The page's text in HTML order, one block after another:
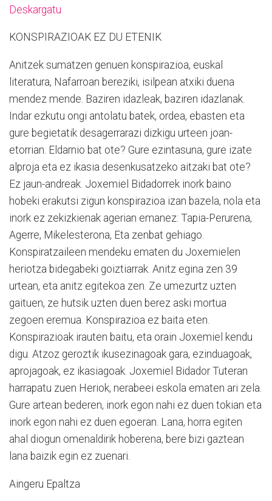
Deskargatu
KONSPIRAZIOAK EZ DU ETENIK
Anitzek sumatzen genuen konspirazioa, euskal
literatura, Nafarroan bereziki, isilpean atxiki duena
mendez mende. Baziren idazleak, baziren idazlanak.
Indar ezkutu ongi antolatu batek, ordea, ebasten eta
gure begietatik desagerrarazi dizkigu urteen joan-
etorrian. Eldarnio bat ote? Gure ezintasuna, gure izate
alproja eta ez ikasia desenkusatzeko aitzaki bat ote?
Ez jaun-andreak. Joxemiel Bidadorrek inork baino
hobeki erakutsi zigun konspirazioa izan bazela, nola eta
inork ez zekizkienak agerian emanez: Tapia-Perurena,
Agerre, Mikelesterona, Eta zenbat gehiago.
Konspiratzaileen mendeku ematen du Joxemielen
heriotza bidegabeki goiztiarrak. Anitz egina zen 39
urtean, eta anitz egitekoa zen. Ze umezurtz uzten
gaituen, ze hutsik uzten duen berez aski mortua
zegoen eremua. Konspirazioa ez baita eten.
Konspirazioak irauten baitu, eta orain Joxemiel kendu
digu. Atzoz geroztik ikusezinagoak gara, ezinduagoak,
aprojagoak, ez ikasiagoak. Joxemiel Bidador Tuteran
harrapatu zuen Heriok, nerabeei eskola ematen ari zela.
Gure artean bederen, inork egon nahi ez duen tokian eta
inork egon nahi ez duen egoeran. Lana, horra egiten
ahal diogun omenaldirik hoberena, bere bizi gaztean
lana baizik egin ez zuenari.
Aingeru Epaltza